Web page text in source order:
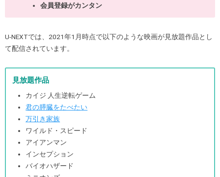
会員登録がカンタン
U-NEXTでは、2021年1月時点で以下のような映画が見放題作品とし
て配信されています。
見放題作品
カイジ 人生逆転ゲーム
君の膵臓をたべたい
万引き家族
ワイルド・スピード
アイアンマン
インセプション
バイオハザード